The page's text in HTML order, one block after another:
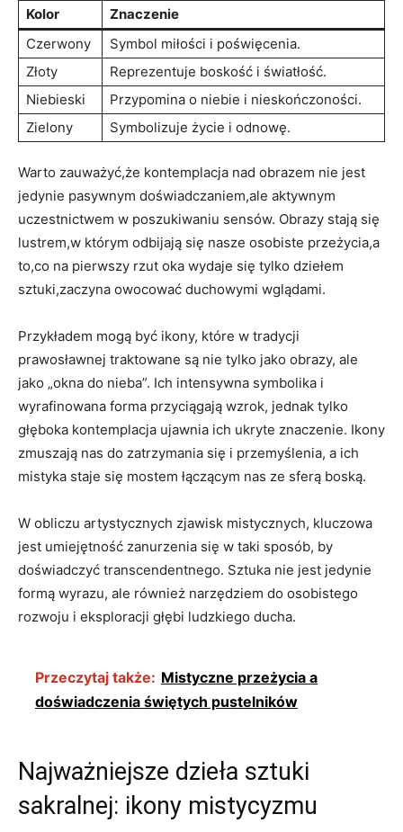
Kolor
Znaczenie
Czerwony
Symbol miłości i poświęcenia.
Złoty
Reprezentuje boskość i światłość.
Niebieski
Przypomina o niebie i nieskończoności.
Zielony
Symbolizuje życie i odnowę.
Warto zauważyć,że kontemplacja nad obrazem nie jest
jedynie pasywnym doświadczaniem,ale aktywnym
uczestnictwem w poszukiwaniu sensów. Obrazy stają się
lustrem,w którym odbijają się nasze osobiste przeżycia,a
to,co na pierwszy rzut oka wydaje się tylko dziełem
sztuki,zaczyna owocować duchowymi wglądami.
Przykładem mogą być ikony, które w tradycji
prawosławnej traktowane są nie tylko jako obrazy, ale
jako „okna do nieba”. Ich intensywna symbolika i
wyrafinowana forma przyciągają wzrok, jednak tylko
głęboka kontemplacja ujawnia ich ukryte znaczenie. Ikony
zmuszają nas do zatrzymania się i przemyślenia, a ich
mistyka staje się mostem łączącym nas ze sferą boską.
W obliczu artystycznych zjawisk mistycznych, kluczowa
jest umiejętność zanurzenia się w taki sposób, by
doświadczyć transcendentnego. Sztuka nie jest jedynie
formą wyrazu, ale również narzędziem do osobistego
rozwoju i eksploracji głębi ludzkiego ducha.
Przeczytaj także: Mistyczne przeżycia a
doświadczenia świętych pustelników
Najważniejsze dzieła sztuki
sakralnej: ikony mistycyzmu